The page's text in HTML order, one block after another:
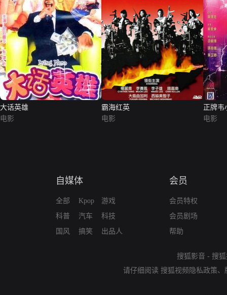
大话英雄
电影
霸海红英
电影
正牌韦
版）
电影
自媒体
全部
科普
国风
Kpop
汽车
搞笑
游戏
科技
出品人
会员
会员特权
会员剧场
帮助
搜狐影音 - 搜
请仔细阅读 搜狐视频隐私政策、